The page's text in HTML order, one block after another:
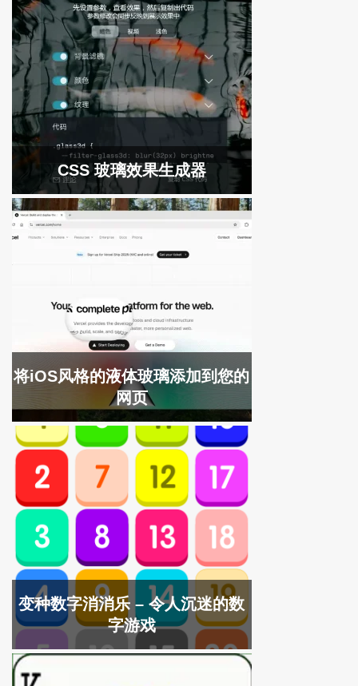
CSS 玻璃效果生成器
将iOS风格的液体玻璃添加到您的
网页
变种数字消消乐 – 令人沉迷的数
字游戏